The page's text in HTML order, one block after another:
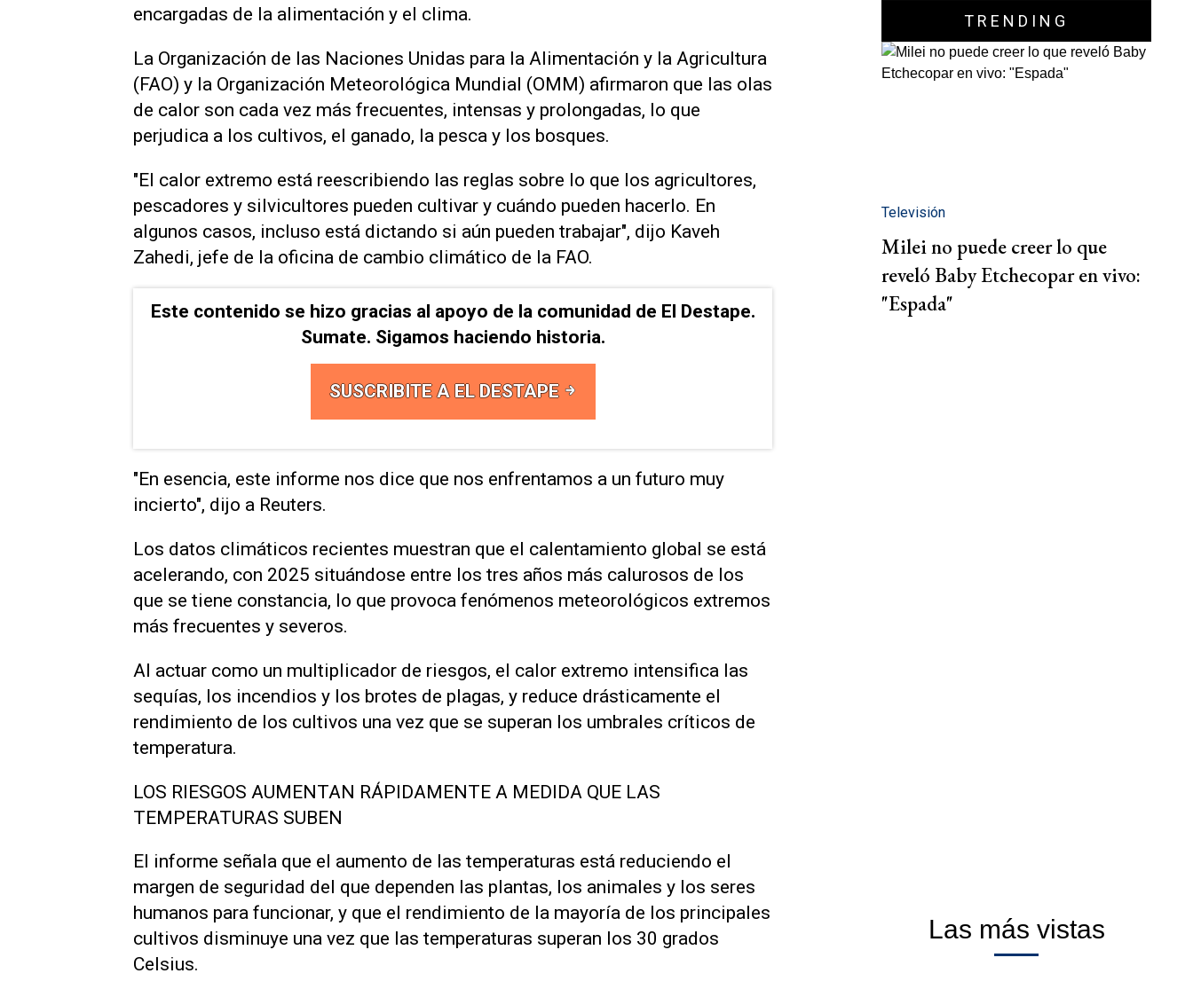
encargadas de la alimentación y el clima.
La Organización de las Naciones Unidas para la Alimentación y la Agricultura
(FAO) y la Organización Meteorológica Mundial (OMM) afirmaron que las olas
de calor son cada vez más frecuentes, intensas y prolongadas, lo que
perjudica a los cultivos, el ganado, la pesca y los bosques.
"El calor extremo está reescribiendo las reglas sobre lo que los agricultores,
pescadores y silvicultores ​pueden cultivar y cuándo ⁠pueden hacerlo. En
algunos casos, incluso está dictando si aún pueden trabajar", dijo Kaveh
‌Zahedi, jefe de la oficina de cambio climático de la FAO.
Este contenido se hizo gracias al apoyo de la comunidad de El Destape.
Sumate. Sigamos haciendo historia.
SUSCRIBITE A EL DESTAPE
"En ⁠esencia, este informe nos dice que nos enfrentamos a ⁠un futuro muy
incierto", dijo a Reuters.
Los datos climáticos recientes muestran que el calentamiento global se está
acelerando, con 2025 situándose entre los tres años más calurosos de los
⁠que se tiene constancia, lo que provoca fenómenos meteorológicos extremos
más frecuentes y ​severos.
Al actuar como un multiplicador de riesgos, el calor extremo ‌intensifica las
sequías, los incendios y los ‌brotes de plagas, y reduce drásticamente el
rendimiento de los cultivos una vez que ⁠se superan los umbrales críticos de
temperatura.
LOS RIESGOS AUMENTAN RÁPIDAMENTE A MEDIDA QUE LAS
TEMPERATURAS SUBEN
El informe señala que el aumento de las temperaturas está reduciendo el
margen de seguridad del que dependen las plantas, los animales y los seres
humanos para funcionar, ​y que el ‌rendimiento de la mayoría de los principales
cultivos disminuye una vez que las temperaturas superan los 30 grados
Celsius.
TRENDING
Televisión
Milei no puede creer lo que
reveló Baby Etchecopar en vivo:
"Espada"
Las más vistas